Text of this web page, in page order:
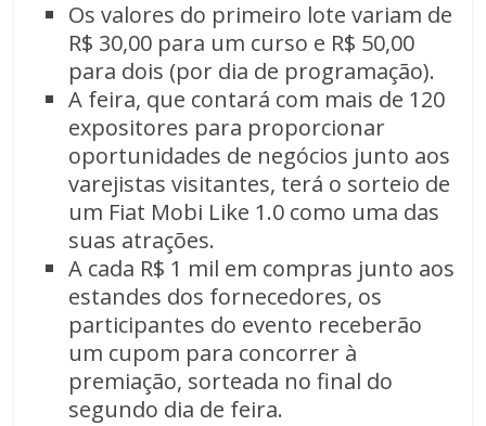
Os valores do primeiro lote variam de
R$ 30,00 para um curso e R$ 50,00
para dois (por dia de programação).
A feira, que contará com mais de 120
expositores para proporcionar
oportunidades de negócios junto aos
varejistas visitantes, terá o sorteio de
um Fiat Mobi Like 1.0 como uma das
suas atrações.
A cada R$ 1 mil em compras junto aos
estandes dos fornecedores, os
participantes do evento receberão
um cupom para concorrer à
premiação, sorteada no final do
segundo dia de feira.